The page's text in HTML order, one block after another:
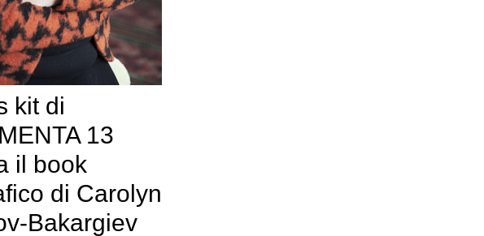
kit di
13
il book
di Carolyn
Bakargiev